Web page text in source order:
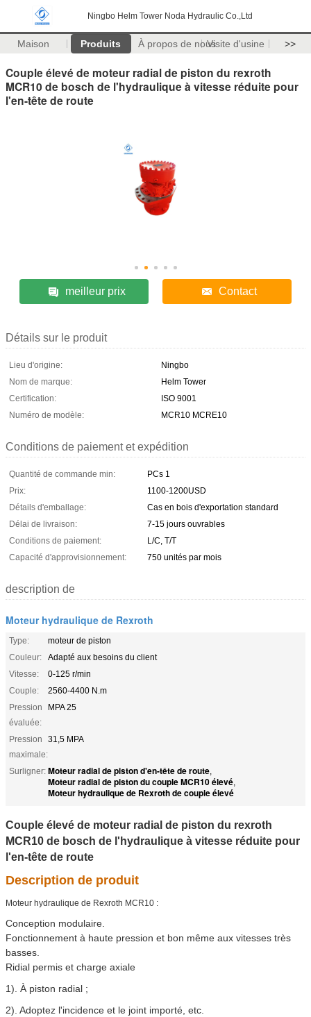
Ningbo Helm Tower Noda Hydraulic Co.,Ltd
Maison Produits À propos de nousVisite d'usine >>
Couple élevé de moteur radial de piston du rexroth
MCR10 de bosch de l'hydraulique à vitesse réduite pour
l'en-tête de route
meilleur prix Contact
Détails sur le produit
Lieu d'origine:
Ningbo
Nom de marque:
Helm Tower
Certification:
ISO 9001
Numéro de modèle:
MCR10 MCRE10
Conditions de paiement et expédition
Quantité de commande min:
PCs 1
Prix:
1100-1200USD
Détails d'emballage:
Cas en bois d'exportation standard
Délai de livraison:
7-15 jours ouvrables
Conditions de paiement:
L/C, T/T
Capacité d'approvisionnement:
750 unités par mois
description de
Moteur hydraulique de Rexroth
Type:
moteur de piston
Couleur:
Adapté aux besoins du client
Vitesse:
0-125 r/min
Couple:
2560-4400 N.m
Pression
évaluée:
MPA 25
Pression
maximale:
31,5 MPA
Surligner: Moteur radial de piston d'en-tête de route,
Moteur radial de piston du couple MCR10 élevé,
Moteur hydraulique de Rexroth de couple élevé
Couple élevé de moteur radial de piston du rexroth
MCR10 de bosch de l'hydraulique à vitesse réduite pour
l'en-tête de route
Description de produit
Moteur hydraulique de Rexroth MCR10 :
Conception modulaire.
Fonctionnement à haute pression et bon même aux vitesses très
basses.
Ridial permis et charge axiale
1). À piston radial ;
2). Adoptez l'incidence et le joint importé, etc.